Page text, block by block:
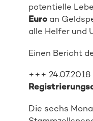
potentielle
Euroan
alle Helfer und
Einen Bericht
+++
Die sechs